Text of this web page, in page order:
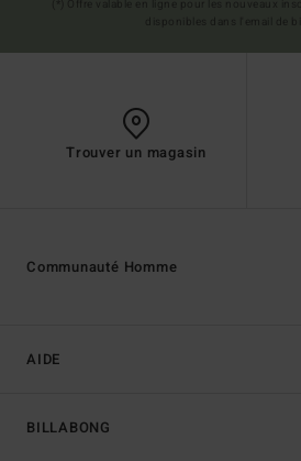
Trouver un magasin
AIDE
BILLABONG
Communauté Homme